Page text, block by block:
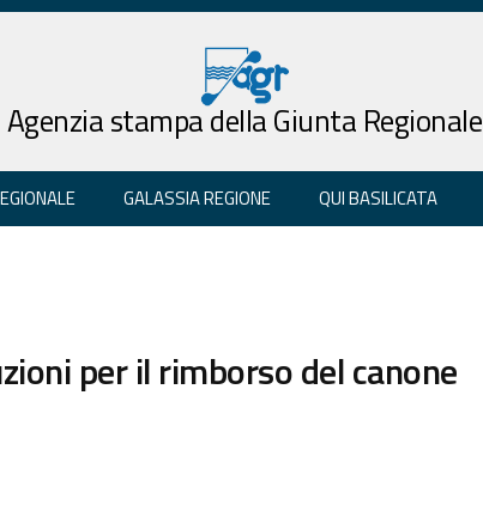
Agenzia stampa della Giunta Regionale
GALASSIA REGIONE QUI BASILICATA
per il rimborso del canone